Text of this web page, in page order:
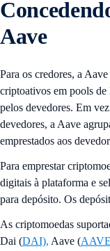
Aave
Para os credores, a
criptoativos em pools
pelos devedores. Em
devedores, a Aave
emprestados aos
Para emprestar
digitais à plataforma e
para depósito. Os
As criptomoedas
Dai (DAI), Aave (AAVE